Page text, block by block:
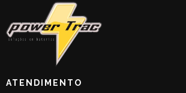
ATENDIMENTO